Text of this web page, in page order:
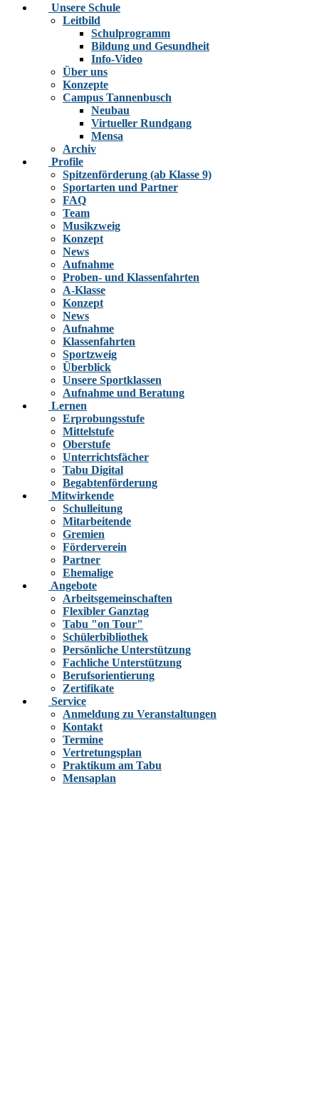
Unsere Schule
Leitbild
Schulprogramm
Bildung und Gesundheit
Info-Video
Über uns
Konzepte
Campus Tannenbusch
Neubau
Virtueller Rundgang
Mensa
Archiv
Profile
Spitzenförderung (ab Klasse 9)
Sportarten und Partner
FAQ
Team
Musikzweig
Konzept
News
Aufnahme
Proben- und Klassenfahrten
A-Klasse
Konzept
News
Aufnahme
Klassenfahrten
Sportzweig
Überblick
Unsere Sportklassen
Aufnahme und Beratung
Lernen
Erprobungsstufe
Mittelstufe
Oberstufe
Unterrichtsfächer
Tabu Digital
Begabtenförderung
Mitwirkende
Schulleitung
Mitarbeitende
Gremien
Förderverein
Partner
Ehemalige
Angebote
Arbeitsgemeinschaften
Flexibler Ganztag
Tabu "on Tour"
Schülerbibliothek
Persönliche Unterstützung
Fachliche Unterstützung
Berufsorientierung
Zertifikate
Service
Anmeldung zu Veranstaltungen
Kontakt
Termine
Vertretungsplan
Praktikum am Tabu
Mensaplan